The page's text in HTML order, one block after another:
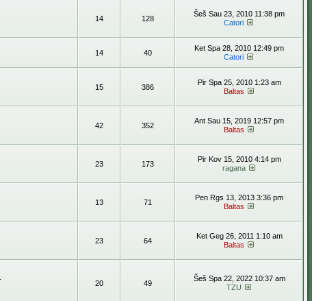
14 128
Šeš Sau 23, 2010 11:38 pm
Catori
14 40
Ket Spa 28, 2010 12:49 pm
Catori
15 386
Pir Spa 25, 2010 1:23 am
Baltas
42 352
Ant Sau 15, 2019 12:57 pm
Baltas
23 173
Pir Kov 15, 2010 4:14 pm
ragana
13 71
Pen Rgs 13, 2013 3:36 pm
Baltas
23 64
Ket Geg 26, 2011 1:10 am
Baltas
20 49
Šeš Spa 22, 2022 10:37 am
TZU